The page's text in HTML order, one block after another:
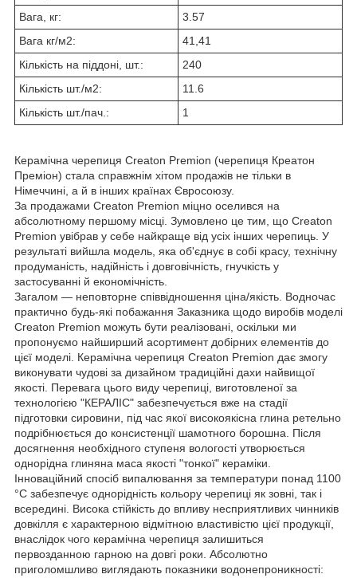
Вага, кг:
3.57
Вага кг/м2:
41,41
Кількість на піддоні, шт.:
240
Кількість шт./м2:
11.6
Кількість шт./пач.:
1
Керамічна черепиця Creaton Premion (черепиця Креатон
Преміон) стала справжнім хітом продажів не тільки в
Німеччині, а й в інших країнах Євросоюзу.
За продажами Creaton Premion міцно оселився на
абсолютному першому місці. Зумовлено це тим, що Creaton
Premion увібрав у себе найкраще від усіх інших черепиць. У
результаті вийшла модель, яка об'єднує в собі красу, технічну
продуманість, надійність і довговічність, гнучкість у
застосуванні й економічність.
Загалом — неповторне співвідношення ціна/якість. Водночас
практично будь-які побажання Заказника щодо виробів моделі
Creaton Premion можуть бути реалізовані, оскільки ми
пропонуємо найширший асортимент добірних елементів до
цієї моделі. Керамічна черепиця Creaton Premion дає змогу
виконувати чудові за дизайном традиційні дахи найвищої
якості. Перевага цього виду черепиці, виготовленої за
технологією "КЕРАЛІС" забезпечується вже на стадії
підготовки сировини, під час якої високоякісна глина ретельно
подрібнюється до консистенції шамотного борошна. Після
досягнення необхідного ступеня вологості утворюється
однорідна глиняна маса якості "тонкої" кераміки.
Інноваційний спосіб випалювання за температури понад 1100
°C забезпечує однорідність кольору черепиці як зовні, так і
всередині. Висока стійкість до впливу несприятливих чинників
довкілля є характерною відмітною властивістю цієї продукції,
внаслідок чого керамічна черепиця залишиться
первозданною гарною на довгі роки. Абсолютно
приголомшливо виглядають показники водонепроникності: